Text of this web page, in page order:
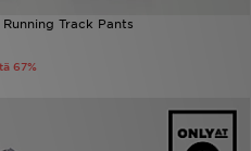
Track Pants
67%